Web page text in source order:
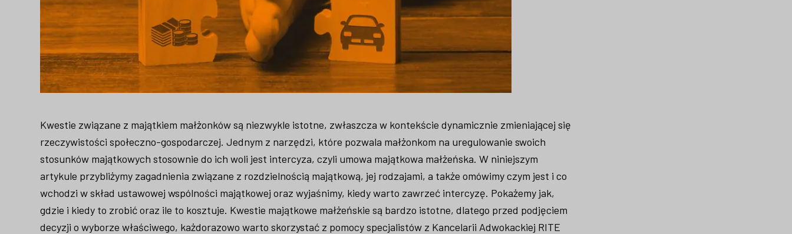
Kwestie związane z majątkiem małżonków są niezwykle istotne, zwłaszcza w kontekście dynamicznie zmieniającej się
rzeczywistości społeczno-gospodarczej. Jednym z narzędzi, które pozwala małżonkom na uregulowanie swoich
stosunków majątkowych stosownie do ich woli jest intercyza, czyli umowa majątkowa małżeńska. W niniejszym
artykule przybliżymy zagadnienia związane z rozdzielnością majątkową, jej rodzajami, a także omówimy czym jest i co
wchodzi w skład ustawowej wspólności majątkowej oraz wyjaśnimy, kiedy warto zawrzeć intercyzę. Pokażemy jak,
gdzie i kiedy to zrobić oraz ile to kosztuje. Kwestie majątkowe małżeńskie są bardzo istotne, dlatego przed podjęciem
decyzji o wyborze właściwego, każdorazowo warto skorzystać z pomocy specjalistów z Kancelarii Adwokackiej RITE